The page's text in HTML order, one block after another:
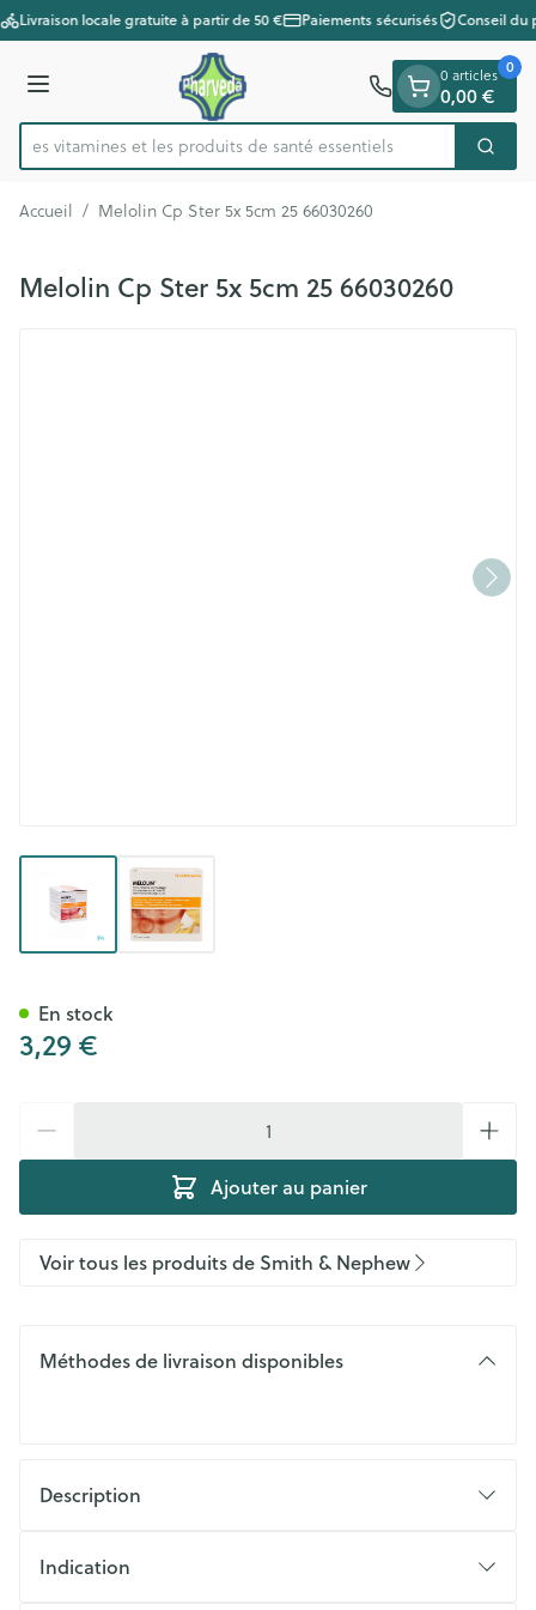
Aller au contenu
1 de 1
Livraison locale gratuite à partir de 50 € Paiements sécurisés Conseil du
Menu
Rechercher
les vitamines et les produits de santé essentiels
0 articles
0,00 €
0
Accueil / Melolin Cp Ster 5x 5cm 25 66030260
Melolin Cp Ster 5x 5cm 25 66030260
View larger imageView larger image
3,29 €
Ajouter au panier
En stock
Voir tous les produits de Smith & Nephew
Méthodes de livraison disponibles
Description
Indication